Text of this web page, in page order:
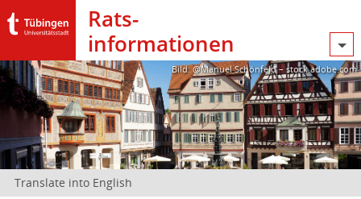
Rats­
informationen
Bild: @Manuel Schönfeld – stock.adobe.com
Translate into English